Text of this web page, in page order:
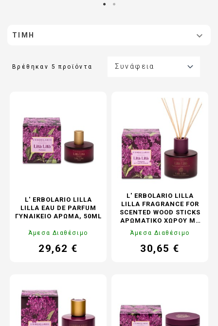
ΤΙΜΉ 
Βρέθηκαν 5 προϊόντα Συνάφεια 
L' ERBOLARIO LILLA
LILLA EAU DE PARFUM
ΓΥΝΑΙΚΕΊΟ ΆΡΩΜΑ, 50ML
Άμεσα Διαθέσιμο
Τιμή
29,62 €
L' ERBOLARIO LILLA
LILLA FRAGRANCE FOR
SCENTED WOOD STICKS
ΑΡΩΜΑΤΙΚΌ ΧΏΡΟΥ ΜΕ
ΞΎΛΙΝΑ STICKS, 200ML
Άμεσα Διαθέσιμο
Τιμή
30,65 €